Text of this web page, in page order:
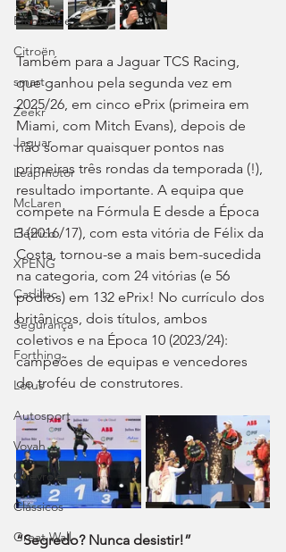
Efeméride
Citroën
smart
Zeekr
Jaguar
Leapmotor
McLaren
Elétrico
XPENG
Cadillac
Segurança
Forthing
Lotus
Autosport
Voyah
Chevrolet
Clássicos
Great Wall
Também para a Jaguar TCS Racing,
que ganhou pela segunda vez em
2025/26, em cinco ePrix (primeira em
Miami, com Mitch Evans), depois de
não somar quaisquer pontos nas
primeiras três rondas da temporada (!),
resultado importante. A equipa que
compete na Fórmula E desde a Época
3 (2016/17), com esta vitória de Félix da
Costa, tornou-se a mais bem-sucedida
na categoria, com 24 vitórias (e 56
pódios) em 132 ePrix! No currículo dos
britânicos, dois títulos, ambos
coletivos e na Época 10 (2023/24):
campeões de equipas e vencedores
do troféu de construtores.
“Segredo? Nunca desistir!”